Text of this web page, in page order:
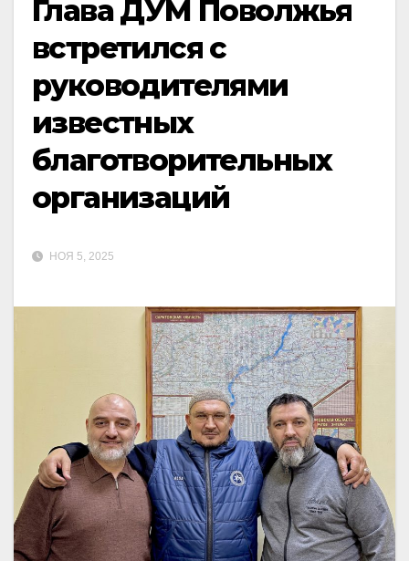
Глава ДУМ Поволжья
встретился с
руководителями
известных
благотворительных
организаций
НОЯ 5, 2025